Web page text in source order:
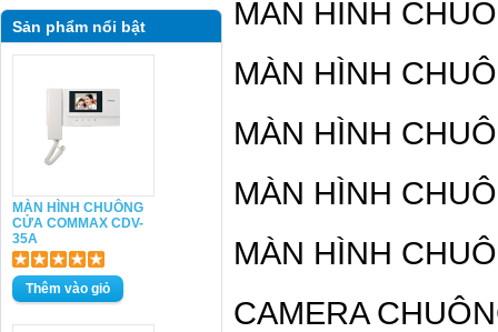
Sản phẩm nổi bật
MÀN HÌNH CHUÔNG
CỬA COMMAX CDV-
35A
MÀN HÌNH
MÀN HÌNH
MÀN HÌNH
MÀN HÌNH
MÀN HÌNH
CAMERA